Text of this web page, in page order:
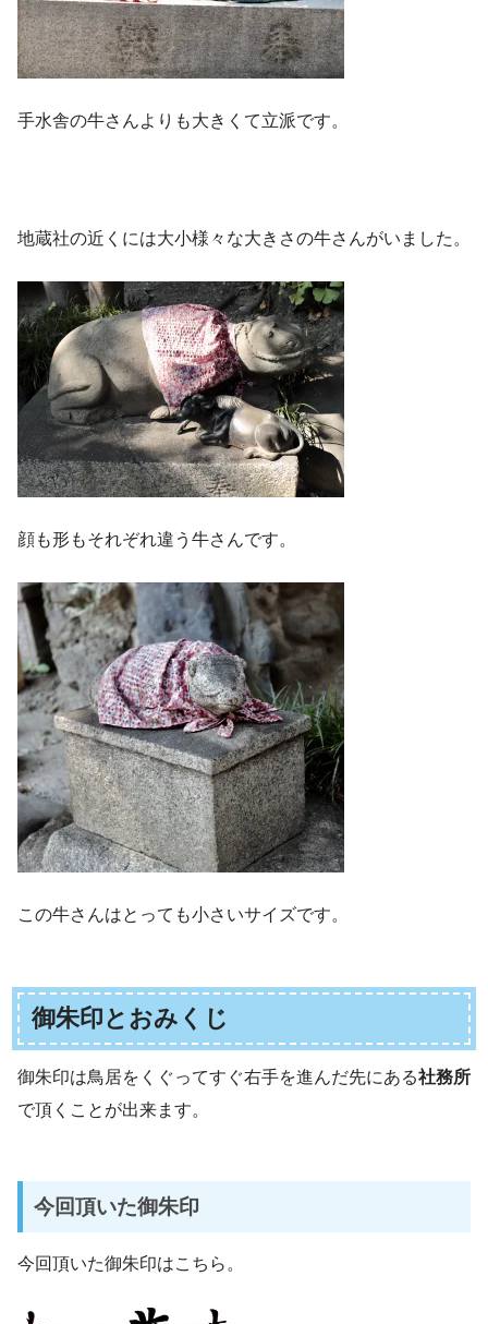
手水舎の牛さんよりも大きくて立派です。
地蔵社の近くには大小様々な大きさの牛さんがいました。
顔も形もそれぞれ違う牛さんです。
この牛さんはとっても小さいサイズです。
御朱印とおみくじ
御朱印は鳥居をくぐってすぐ右手を進んだ先にある社務所
で頂くことが出来ます。
今回頂いた御朱印
今回頂いた御朱印はこちら。